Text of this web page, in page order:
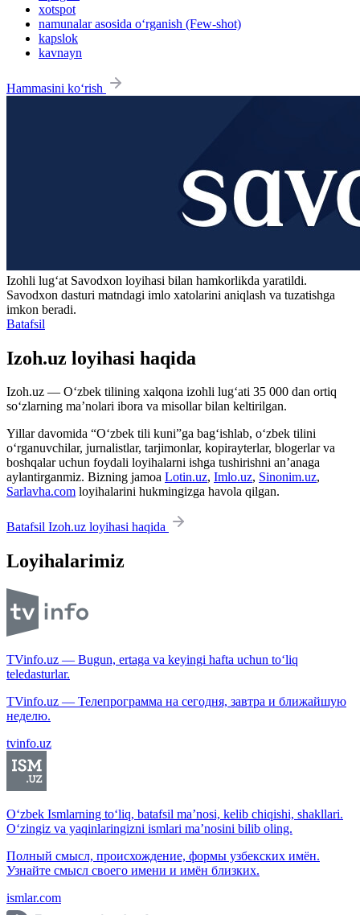
xotspot
namunalar asosida o‘rganish (Few-shot)
kapslok
kavnayn
Hammasini ko‘rish
Izohli lugʻat Savodxon loyihasi bilan hamkorlikda yaratildi.
Savodxon dasturi matndagi imlo xatolarini aniqlash va tuzatishga
imkon beradi.
Batafsil
Izoh.uz loyihasi haqida
Izoh.uz — O‘zbek tilining xalqona izohli lug‘ati 35 000 dan ortiq
so‘zlarning ma’nolari ibora va misollar bilan keltirilgan.
Yillar davomida “O‘zbek tili kuni”ga bag‘ishlab, o‘zbek tilini
o‘rganuvchilar, jurnalistlar, tarjimonlar, kopirayterlar, blogerlar va
boshqalar uchun foydali loyihalarni ishga tushirishni an’anaga
aylantirganmiz. Bizning jamoa Lotin.uz, Imlo.uz, Sinonim.uz,
Sarlavha.com loyihalarini hukmingizga havola qilgan.
Batafsil Izoh.uz loyihasi haqida
Loyihalarimiz
TVinfo.uz — Bugun, ertaga va keyingi hafta uchun to‘liq
teledasturlar.
TVinfo.uz — Телепрограмма на сегодня, завтра и ближайшую
неделю.
tvinfo.uz
O‘zbek Ismlarning to‘liq, batafsil ma’nosi, kelib chiqishi, shakllari.
O‘zingiz va yaqinlaringizni ismlari ma’nosini bilib oling.
Полный смысл, происхождение, формы узбекских имён.
Узнайте смысл своего имени и имён близких.
ismlar.com